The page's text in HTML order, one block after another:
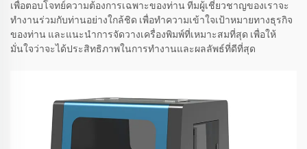
เพื่อตอบโจทย์ความต้องการเฉพาะของท่าน ทีมผู้เชี่ยวชาญของเราจะ
ทำงานร่วมกับท่านอย่างใกล้ชิด เพื่อทำความเข้าใจเป้าหมายทางธุรกิจ
ของท่าน และแนะนำการจัดวางเครื่องพิมพ์ที่เหมาะสมที่สุด เพื่อให้
มั่นใจว่าจะได้ประสิทธิภาพในการทำงานและผลลัพธ์ที่ดีที่สุด